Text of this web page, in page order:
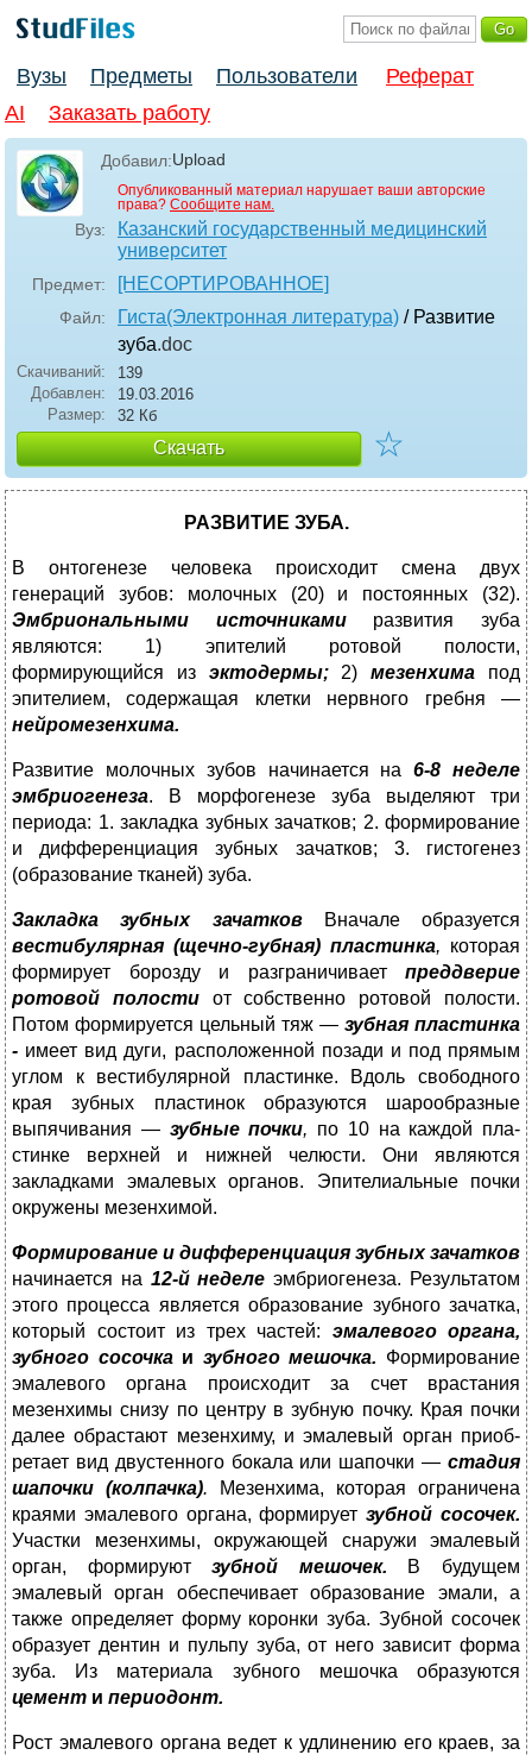
Вузы Предметы Пользователи
Реферат
AI
Заказать работу
Добавил:Upload
Опубликованный материал нарушает ваши авторские
права? Сообщите нам.
Вуз:
Казанский государственный медицинский
университет
Предмет: [НЕСОРТИРОВАННОЕ]
Файл: Гиста(Электронная литература) / Развитие
зуба.doc
Скачиваний:
139
Добавлен:
19.03.2016
Размер:
32 Кб
Скачать ☆
РАЗВИТИЕ ЗУБА.
В онтогенезе человека происходит смена двух
генераций зубов: молочных (20) и постоянных (32).
Эмбриональ­ными источниками
развития зуба
являются: 1) эпителий ротовой полости,
формирующийся из эктодермы;2)мезенхима под
эпителием, содержащая клетки нервного гребня —
нейромезенхима.
Развитие молочных зубов начинается на6-8 неделе
эмбриогенеза. В морфогенезе зуба выделяют три
периода: 1. закладка зубных зачатков; 2. формирование
и дифференциация зубных зачатков; 3. гистогенез
(образование тканей) зуба.
Закладказубных зачатков
Вначале образуется
вестибулярная (щечно-губная) пластинка, которая
формирует борозду и раз­граничивает преддверие
ротовой полостиот собственно ротовой полости.
Потом формируется цельный тяж — зубная пластинка
- имеет вид дуги, расположенной позади и под прямым
углом к вестибулярной пластинке. Вдоль свободного
края зубных пластинок образуются шарообразные
выпячивания — зубные почки, по 10 на каждой пла­
стинке верхней и нижней челюсти. Они являются
закладками эмалевых органов. Эпители­альные почки
окружены мезенхимой.
Формирование и дифференциация зубных зачат­ков
начинается на 12-й неделе эмбриогенеза. Результатом
этого процесса является обра­зование зубного зачатка,
который состоит из трех частей: эмалевого органа,
зубного со­сочка и зубного мешочка. Формирование
эмалевого органа происходит за счет врастания
мезенхимы снизу по центру в зубную почку. Края почки
далее обрастают мезенхиму, и эмалевый орган приоб­
ретает вид двустенного бокала или шапочки — стадия
шапочки (колпачка).
Мезенхима, которая ог­раничена
краями эмалевого органа, формируетзубной сосочек.
Участки мезенхимы, ок­ружающей снаружи эмалевый
орган, формируютзубной мешочек. В будущем
эмалевый орган обеспечивает образование эмали, а
также определяет форму коронки зуба. Зубной сосочек
образует дентин и пульпу зуба, от него зависит фор­ма
зуба. Из материала зубного мешочка образуются
цемент и периодонт.
Рост эмалевого органа ведет к удлинению его краев, за